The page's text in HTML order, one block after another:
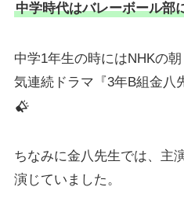
中学時代はバレーボール部
中学1年生の時にはNHKの
気連続ドラマ『3年B組金八
ちなみに金八先生では、主
演じていました。